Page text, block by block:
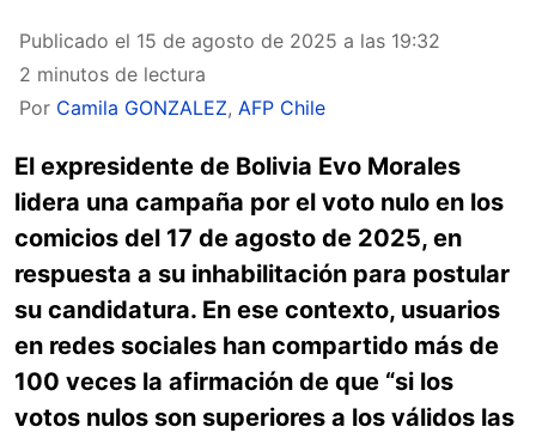
Publicado el 15 de agosto de 2025 a las 19:32
2 minutos de lectura
Por Camila GONZALEZ, AFP Chile
El expresidente de Bolivia Evo Morales
lidera una campaña por el voto nulo en los
comicios del 17 de agosto de 2025, en
respuesta a su inhabilitación para postular
su candidatura. En ese contexto, usuarios
en redes sociales han compartido más de
100 veces la afirmación de que “si los
votos nulos son superiores a los válidos las